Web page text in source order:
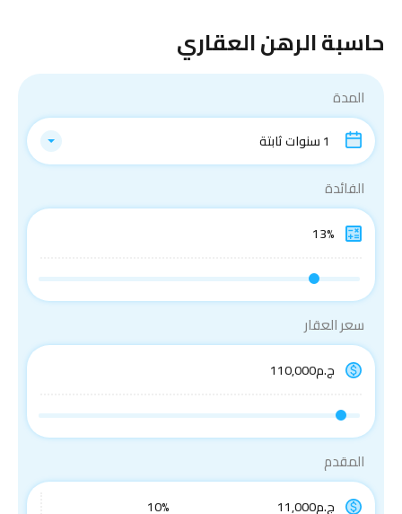
حاسبة الرهن العقاري
المدة
1 سنوات ثابتة
الفائدة
سعر العقار
المقدم